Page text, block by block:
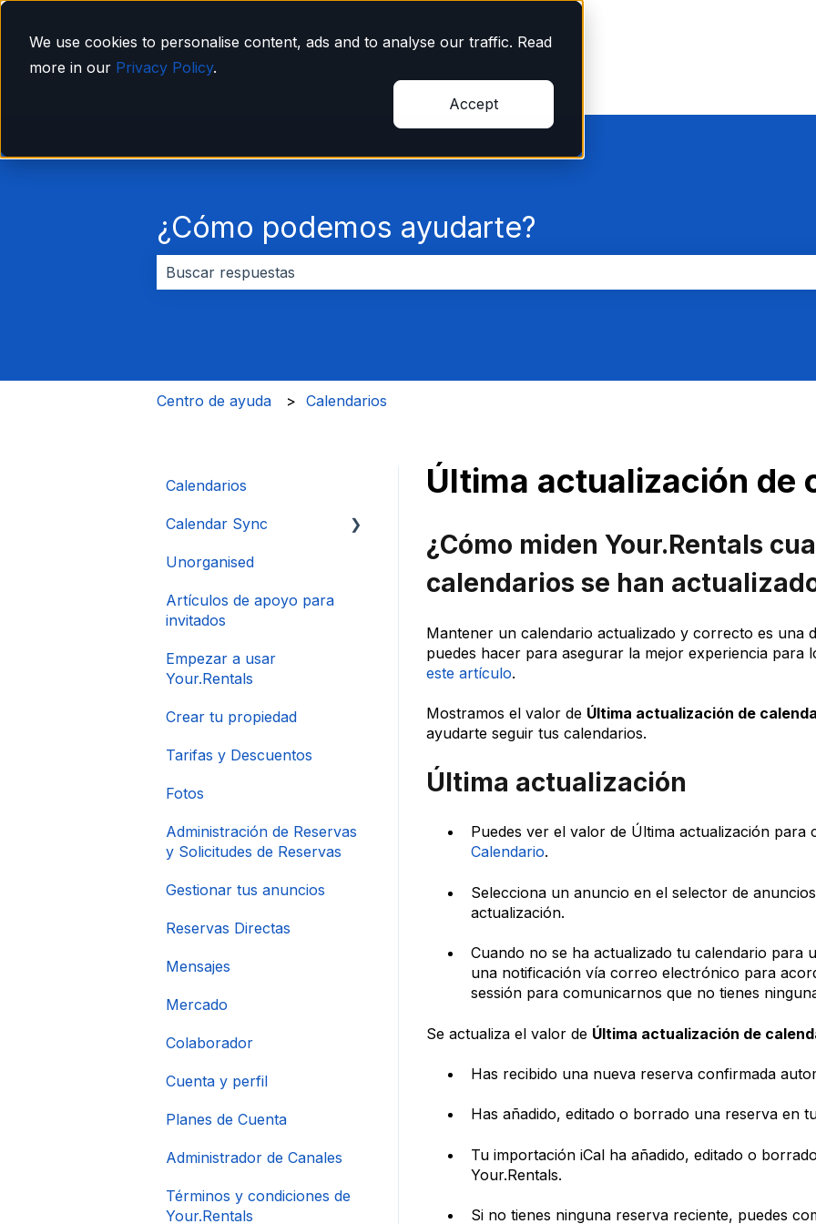
We use cookies to personalise content, ads and to analyse our traffic. Read
more in our Privacy Policy.
Accept
¿Cómo podemos ayudarte?
Centro de ayuda Calendarios
Última actualización de
¿Cómo miden Your.Rentals
calendarios se han
Mantener un calendario actualizado y correcto es una
puedes hacer para asegurar la mejor experiencia para
este artículo.
Mostramos el valor de Última actualización de
ayudarte seguir tus calendarios.
Última actualización
Puedes ver el valor de Última actualización para
Calendario.
Selecciona un anuncio en el selector de
actualización.
Cuando no se ha actualizado tu calendario para
una notificación vía correo electrónico para
sessión para comunicarnos que no tienes
Se actualiza el valor de Última actualización de
Has recibido una nueva reserva confirmada
Has añadido, editado o borrado una reserva en
Tu importación iCal ha añadido, editado o
Your.Rentals.
Si no tienes ninguna reserva reciente, puedes
Calendarios
Calendar Sync
Importación de
Unorganised
Artículos de apoyo para
invitados
Empezar a usar
Your.Rentals
Crear tu propiedad
Tarifas y Descuentos
Fotos
Administración de Reservas
y Solicitudes de Reservas
Gestionar tus anuncios
Reservas Directas
Mensajes
Mercado
Colaborador
Cuenta y perfil
Planes de Cuenta
Administrador de Canales
Términos y condiciones de
Your.Rentals